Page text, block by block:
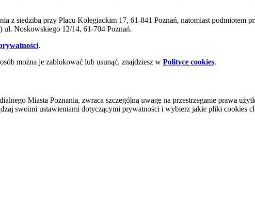
z siedzibą przy Placu Kolegiackim 17, 61-841 Poznań, natomiast podmiotem
Noskowskiego 12/14, 61-704 Poznań.
.
można je zablokować lub usunąć, znajdziesz w Polityce cookies.
Miasta Poznania, zwraca szczególną uwagę na przestrzeganie prawa
swoimi ustawieniami dotyczącymi prywatności i wybierz jakie pliki cookies